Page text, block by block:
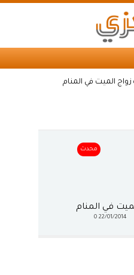
الميت في المنام
محدث
في المنام
22/01/2014
0